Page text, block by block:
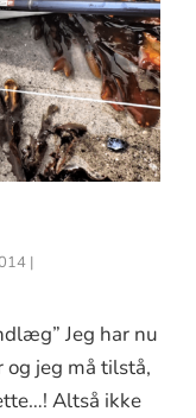
|
Jeg har nu
og jeg må tilstå,
Altså ikke